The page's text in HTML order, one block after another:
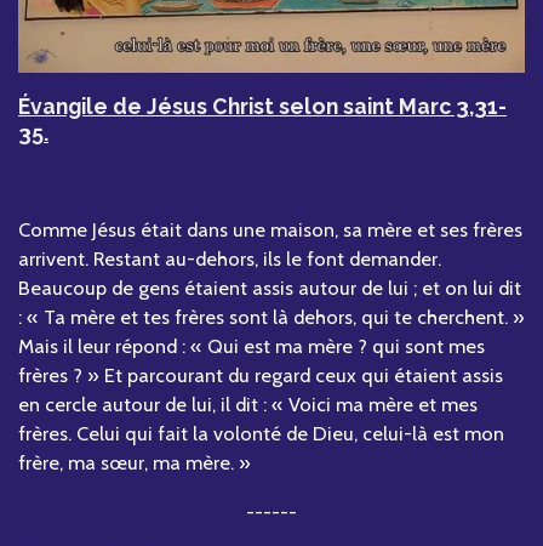
Évangile de Jésus Christ selon saint Marc 3,31-
35.
Comme Jésus était dans une maison, sa mère et ses frères
arrivent. Restant au-dehors, ils le font demander.
Beaucoup de gens étaient assis autour de lui ; et on lui dit
: « Ta mère et tes frères sont là dehors, qui te cherchent. »
Mais il leur répond : « Qui est ma mère ? qui sont mes
frères ? » Et parcourant du regard ceux qui étaient assis
en cercle autour de lui, il dit : « Voici ma mère et mes
frères. Celui qui fait la volonté de Dieu, celui-là est mon
frère, ma sœur, ma mère. »
------